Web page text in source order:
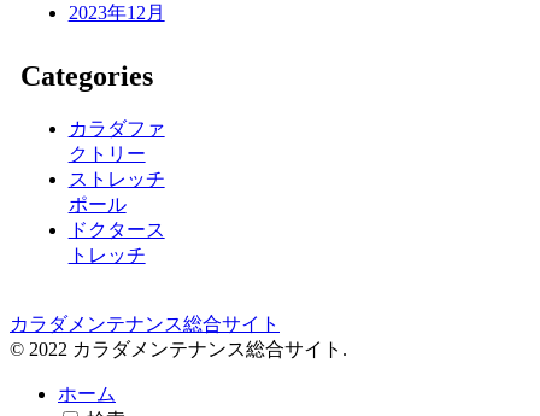
2023年12月
Categories
カラダファ
クトリー
ストレッチ
ポール
ドクタース
トレッチ
カラダメンテナンス総合サイト
© 2022 カラダメンテナンス総合サイト.
ホーム